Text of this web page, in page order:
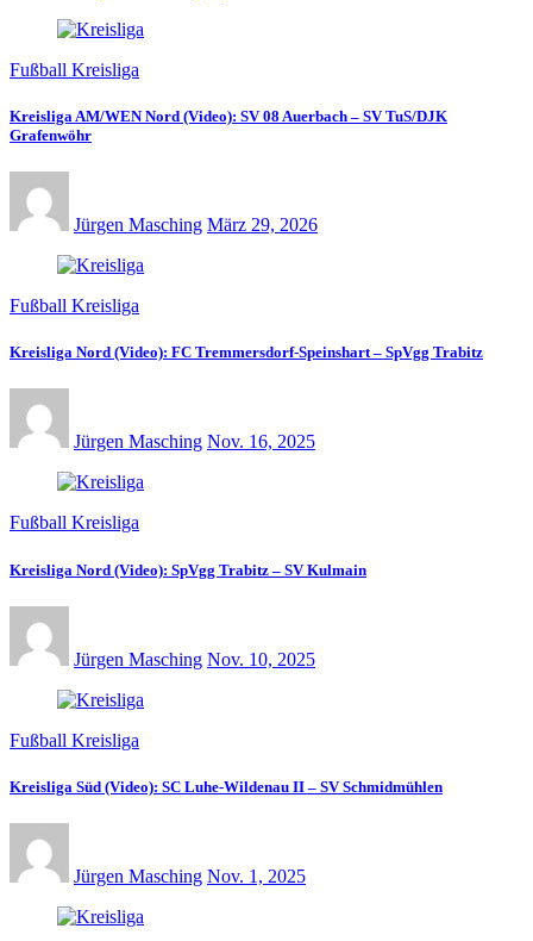
Fußball Kreisliga
Kreisliga AM/WEN Nord (Video): SV 08 Auerbach – SV TuS/DJK
Grafenwöhr
Jürgen Masching März 29, 2026
Fußball Kreisliga
Kreisliga Nord (Video): FC Tremmersdorf-Speinshart – SpVgg Trabitz
Jürgen Masching Nov. 16, 2025
Fußball Kreisliga
Kreisliga Nord (Video): SpVgg Trabitz – SV Kulmain
Jürgen Masching Nov. 10, 2025
Fußball Kreisliga
Kreisliga Süd (Video): SC Luhe-Wildenau II – SV Schmidmühlen
Jürgen Masching Nov. 1, 2025